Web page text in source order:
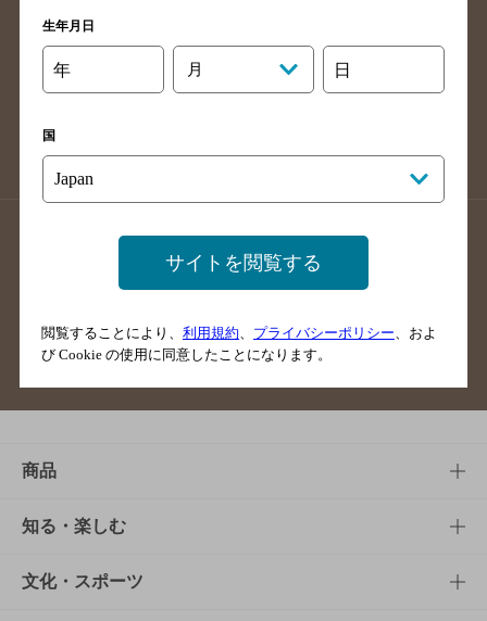
高知県のバー検索
長崎県のバー検索
佐賀県のバー検索
大分県のバー検索
熊本県のバー検索
沖縄県のバー検索
店舗登録方法のご案内
店舗情報更新方法のご案内
掲載店舗様ログイン
ご意見・ご感想
商品
商品TOP
商品一覧
知る・楽しむ
知る・楽しむTOP
文化・スポーツ
生年月日
年 月 日
国
サイトを閲覧する
閲覧することにより、 利用規約 プライバシーポリシー 、およ
び Cookie の使用に同意したことになります。